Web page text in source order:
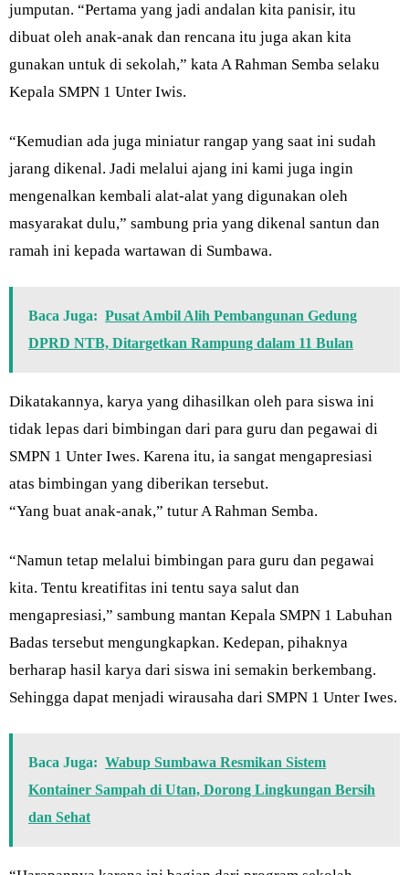
jumputan. “Pertama yang jadi andalan kita panisir, itu
dibuat oleh anak-anak dan rencana itu juga akan kita
gunakan untuk di sekolah,” kata A Rahman Semba selaku
Kepala SMPN 1 Unter Iwis.
“Kemudian ada juga miniatur rangap yang saat ini sudah
jarang dikenal. Jadi melalui ajang ini kami juga ingin
mengenalkan kembali alat-alat yang digunakan oleh
masyarakat dulu,” sambung pria yang dikenal santun dan
ramah ini kepada wartawan di Sumbawa.
Baca Juga: Pusat Ambil Alih Pembangunan Gedung
DPRD NTB, Ditargetkan Rampung dalam 11 Bulan
Dikatakannya, karya yang dihasilkan oleh para siswa ini
tidak lepas dari bimbingan dari para guru dan pegawai di
SMPN 1 Unter Iwes. Karena itu, ia sangat mengapresiasi
atas bimbingan yang diberikan tersebut.
“Yang buat anak-anak,” tutur A Rahman Semba.
“Namun tetap melalui bimbingan para guru dan pegawai
kita. Tentu kreatifitas ini tentu saya salut dan
mengapresiasi,” sambung mantan Kepala SMPN 1 Labuhan
Badas tersebut mengungkapkan. Kedepan, pihaknya
berharap hasil karya dari siswa ini semakin berkembang.
Sehingga dapat menjadi wirausaha dari SMPN 1 Unter Iwes.
Baca Juga: Wabup Sumbawa Resmikan Sistem
Kontainer Sampah di Utan, Dorong Lingkungan Bersih
dan Sehat